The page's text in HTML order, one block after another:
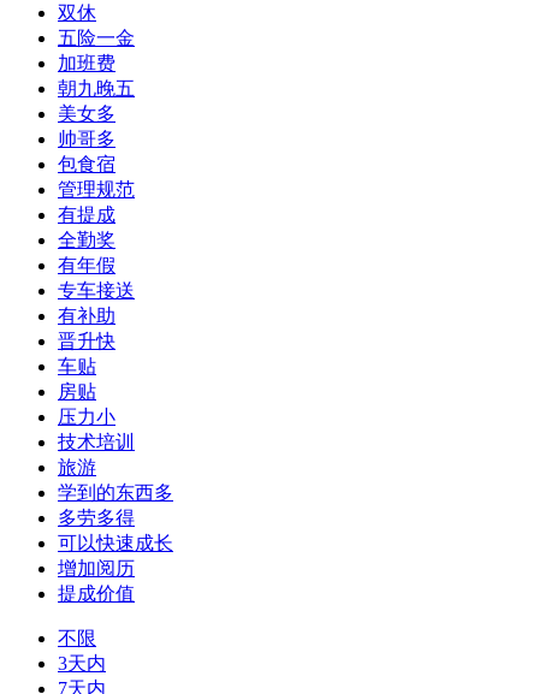
双休
五险一金
加班费
朝九晚五
美女多
帅哥多
包食宿
管理规范
有提成
全勤奖
有年假
专车接送
有补助
晋升快
车贴
房贴
压力小
技术培训
旅游
学到的东西多
多劳多得
可以快速成长
增加阅历
提成价值
不限
3天内
7天内